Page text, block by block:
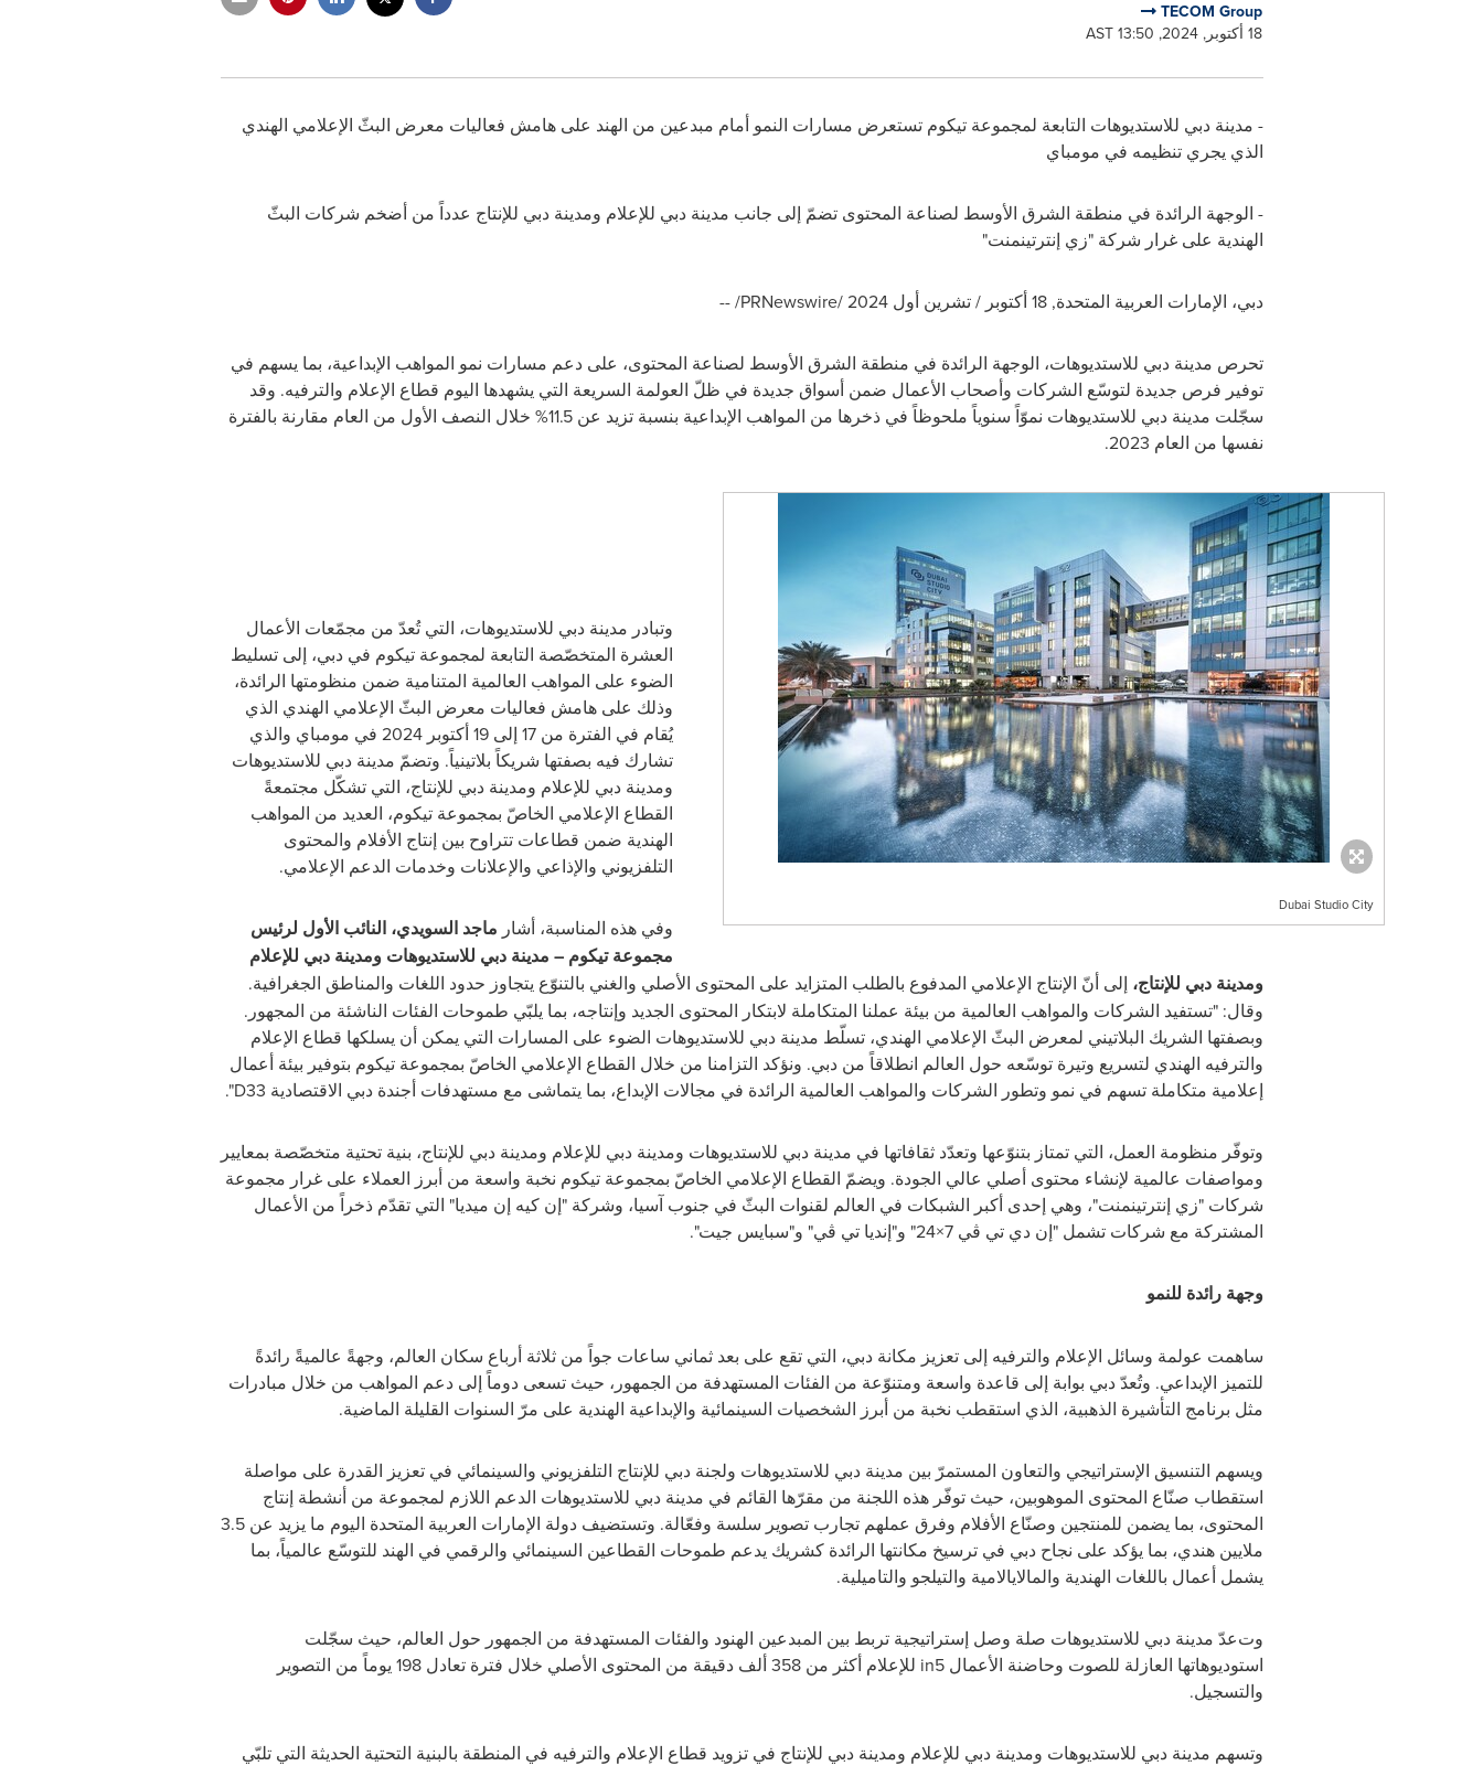
TECOM Group
18 أكتوبر, 2024, 13:50 AST
- مدينة دبي للاستديوهات التابعة لمجموعة تيكومتستعرض مسارات النمو أمام مبدعين من الهند على هامش فعاليات معرض البثّ الإعلامي الهندي
الذي يجري تنظيمه في مومباي
- الوجهة الرائدة في منطقة الشرق الأوسط لصناعة المحتوى تضمّ إلى جانب مدينة دبي للإعلام ومدينة دبي للإنتاج عدداً من أضخم شركات البثّ
الهندية على غرار شركة "زي إنترتينمنت"
دبي، الإمارات العربية المتحدة,18 أكتوبر / تشرين أول 2024 /PRNewswire/ --
تحرص مدينة دبي للاستديوهات، الوجهة الرائدة في منطقة الشرق الأوسط لصناعة المحتوى، على دعم مسارات نمو المواهب الإبداعية، بما يسهم في
توفير فرص جديدة لتوسّع الشركات وأصحاب الأعمال ضمن أسواق جديدة في ظلّ العولمة السريعة التي يشهدها اليوم قطاع الإعلام والترفيه. وقد
سجّلت مدينة دبي للاستديوهات نموّاً سنوياً ملحوظاً في ذخرها من المواهب الإبداعية بنسبة تزيد عن 11.5% خلال النصف الأول من العام
مقارنة بالفترة
نفسها من العام
Dubai Studio City
وتبادر مدينة دبي للاستديوهات، التي تُعدّ من مجمّعات الأعمال
العشرة المتخصّصة التابعة لمجموعة تيكوم في دبي، إلى تسليط
الضوء على المواهب العالمية المتنامية ضمن منظومتها الرائدة،
وذلك على هامش فعاليات معرض البثّ الإعلامي الهندي الذي
يُقام في الفترة من 17 إلى 19 أكتوبر 2024 في مومباي والذي
تشارك فيه بصفتها شريكاً بلاتينياً. وتضمّ مدينة دبي للاستديوهات
ومدينة دبي للإعلام ومدينة دبي للإنتاج، التي تشكّل مجتمعةً
القطاع الإعلامي الخاصّ بمجموعة تيكوم، العديد من المواهب
الهندية ضمن قطاعات تتراوح بين إنتاج الأفلام والمحتوى
التلفزيوني والإذاعي والإعلانات وخدمات الدعم الإعلامي.
وفي هذه المناسبة، أشار ماجد السويدي، النائب الأول لرئيس
مجموعة تيكوم – مدينة دبي للاستديوهات ومدينة دبي للإعلام
ومدينة دبي للإنتاج، إلى أنّ الإنتاج الإعلامي المدفوع بالطلب المتزايد على المحتوى الأصلي والغني بالتنوّع يتجاوز حدود اللغات والمناطق الجغرافية.
وقال: "تستفيد الشركات والمواهب العالمية من بيئة عملنا المتكاملة لابتكار المحتوى الجديد وإنتاجه، بما يلبّي طموحات الفئات الناشئة من المجهور.
وبصفتها الشريك البلاتيني لمعرض البثّ الإعلامي الهندي، تسلّط مدينة دبي للاستديوهات الضوء على المسارات التي يمكن أن يسلكها قطاع الإعلام
والترفيه الهندي لتسريع وتيرة توسّعه حول العالم انطلاقاً من دبي. ونؤكد التزامنا من خلال القطاع الإعلامي الخاصّ بمجموعة تيكوم بتوفير بيئة أعمال
إعلامية متكاملة تسهم في نمو وتطور الشركات والمواهب العالمية الرائدة في مجالات الإبداع، بما يتماشى مع مستهدفات أجندة دبي الاقتصادية D33
".
وتوفّر منظومة العمل، التي تمتاز بتنوّعها وتعدّدثقافاتها في مدينة دبي للاستديوهات ومدينة دبي للإعلام ومدينة دبي للإنتاج، بنية تحتية متخصّصة بمعايير
ومواصفات عالمية لإنشاء محتوى أصلي عالي الجودة. ويضمّ القطاع الإعلامي الخاصّ بمجموعة تيكوم نخبة واسعة من أبرز العملاء على غرار مجموعة
شركات "زي إنترتينمنت"، وهي إحدى أكبر الشبكات في العالم لقنوات البثّ في جنوب آسيا، وشركة "إن كيه إن ميديا" التي تقدّم ذخراً من الأعمال
المشتركة مع شركات تشمل "إن دي تي ڤي24×7" و"إنديا تي ڤي" و"سبايس جيت".
وجهة رائدة للنمو
ساهمت عولمة وسائل الإعلام والترفيه إلى تعزيز مكانة دبي، التي تقع على بعد ثماني ساعات جواً من ثلاثة أرباع سكان العالم، وجهةً عالميةً رائدةً
للتميز الإبداعي. وتُعدّ دبي بوابة إلى قاعدة واسعة ومتنوّعة من الفئات المستهدفة من الجمهور، حيث تسعى دوماً إلى دعم المواهب من خلال مبادرات
مثل برنامج التأشيرة الذهبية، الذي استقطب نخبة من أبرز الشخصيات السينمائية والإبداعية الهندية على مرّ السنوات القليلة الماضية.
ويسهم التنسيق الإستراتيجي والتعاون المستمرّ بين مدينة دبي للاستديوهات ولجنة دبي للإنتاج التلفزيوني والسينمائي في تعزيز القدرة على مواصلة
استقطاب صنّاع المحتوى الموهوبين، حيث توفّر هذه اللجنة من مقرّها القائم في مدينة دبي للاستديوهات الدعم اللازم لمجموعة من أنشطة إنتاج
المحتوى، بما يضمن للمنتجين وصنّاع الأفلام وفرق عملهم تجارب تصوير سلسة وفعّالة. وتستضيف دولة الإمارات العربية المتحدة اليوم ما يزيد عن 3.5
ملايين هندي، بما يؤكد على نجاح دبي في ترسيخ مكانتها الرائدة كشريك يدعم طموحات القطاعين السينمائي والرقمي في الهند للتوسّع عالمياً، بما
يشمل أعمال باللغات الهندية والمالايالامية والتيلجو والتاميلية.
وتعدّ مدينة دبي للاستديوهات صلة وصل إستراتيجية تربط بين المبدعين الهنود والفئات المستهدفة من الجمهور حول العالم، حيث سجّلت
استوديوهاتها العازلة للصوت وحاضنة الأعمالin5 للإعلام
أكثر من 358 ألف دقيقة من المحتوى الأصلي خلال فترة تعادل 198 يوماً من التصوير
والتسجيل.
وتسهم مدينة دبي للاستديوهات ومدينة دبي للإعلام ومدينة دبي للإنتاج في تزويد قطاع الإعلام والترفيه في المنطقة بالبنية التحتية الحديثة التي تلبّي